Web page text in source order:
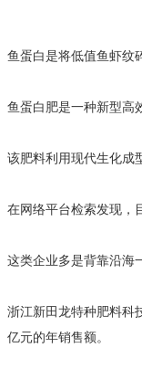
鱼蛋白是将低值鱼虾纹
鱼蛋白肥是一种新型高
该肥料利用现代生化成
在网络平台检索发现，
这类企业多是背靠沿海
浙江新田龙特种肥料科
亿元的年销售额。